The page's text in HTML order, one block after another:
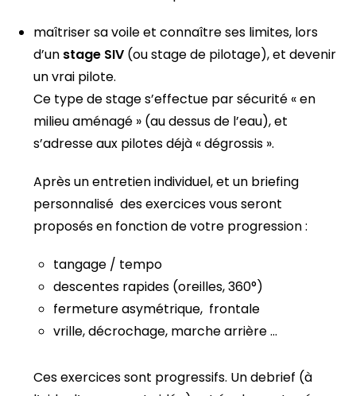
maîtriser sa voile et connaître ses limites, lors
d’un stage SIV (ou stage de pilotage), et devenir
un vrai pilote.
Ce type de stage s’effectue par sécurité « en
milieu aménagé » (au dessus de l’eau), et
s’adresse aux pilotes déjà « dégrossis ».
Après un entretien individuel, et un briefing
personnalisé des exercices vous seront
proposés en fonction de votre progression :
tangage / tempo
descentes rapides (oreilles, 360°)
fermeture asymétrique, frontale
vrille, décrochage, marche arrière …
Ces exercices sont progressifs. Un debrief (à